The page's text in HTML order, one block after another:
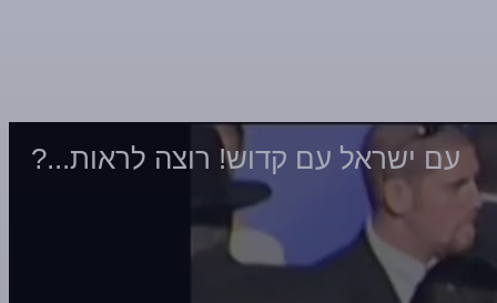
עם ישראל עם קדוש! רוצה לראות...?